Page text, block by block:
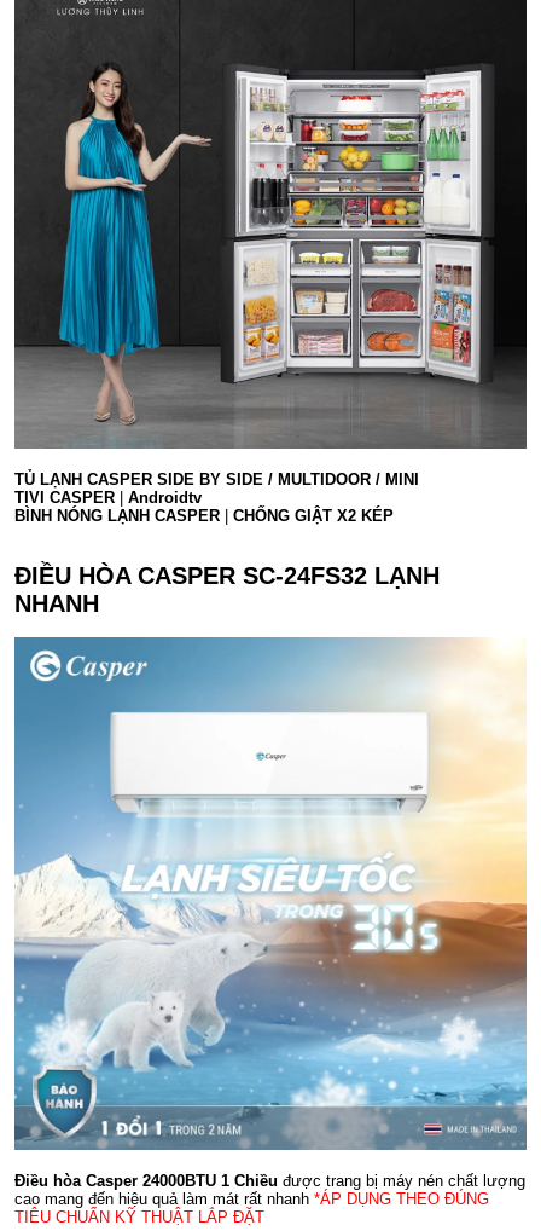
TỦ LẠNH CASPER SIDE BY SIDE / MULTIDOOR / MINI
TIVI CASPER | Androidtv
BÌNH NÓNG LẠNH CASPER | CHỐNG GIẬT X2 KÉP
ĐIỀU HÒA CASPER SC-24FS32 LẠNH
NHANH
Điều hòa Casper 24000BTU 1 Chiều được trang bị máy nén chất lượng
cao mang đến hiệu quả làm mát rất nhanh *ÁP DỤNG THEO ĐÚNG
TIÊU CHUẨN KỸ THUẬT LẮP ĐẶT